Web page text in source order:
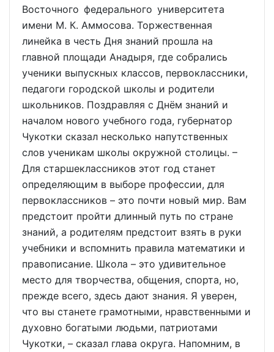
Восточного федерального университета
имени М. К. Аммосова. Торжественная
линейка в честь Дня знаний прошла на
главной площади Анадыря, где собрались
ученики выпускных классов, первоклассники,
педагоги городской школы и родители
школьников. Поздравляя с Днём знаний и
началом нового учебного года, губернатор
Чукотки сказал несколько напутственных
слов ученикам школы окружной столицы. –
Для старшеклассников этот год станет
определяющим в выборе профессии, для
первоклассников – это почти новый мир. Вам
предстоит пройти длинный путь по стране
знаний, а родителям предстоит взять в руки
учебники и вспомнить правила математики и
правописание. Школа – это удивительное
место для творчества, общения, спорта, но,
прежде всего, здесь дают знания. Я уверен,
что вы станете грамотными, нравственными и
духовно богатыми людьми, патриотами
Чукотки, – сказал глава округа. Напомним, в